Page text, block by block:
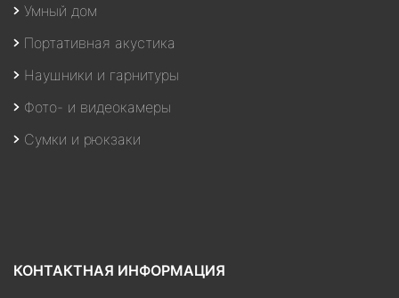
Умный дом
Портативная акустика
Наушники и гарнитуры
Фото- и видеокамеры
Сумки и рюкзаки
КОНТАКТНАЯ ИНФОРМАЦИЯ